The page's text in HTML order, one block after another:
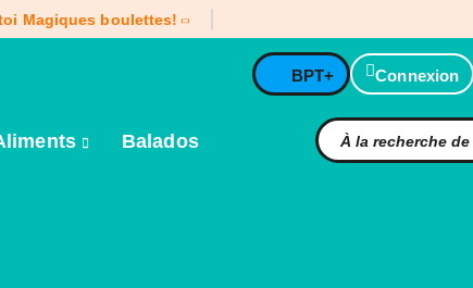
Magiques boulettes!
BPT+ Connexion
Balados